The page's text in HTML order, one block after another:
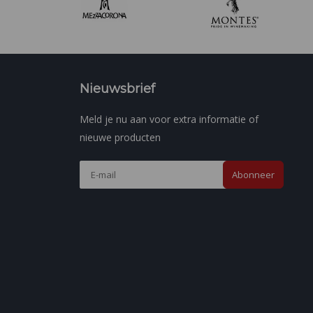
Nieuwsbrief
Meld je nu aan voor extra informatie of
nieuwe producten
Abonneer